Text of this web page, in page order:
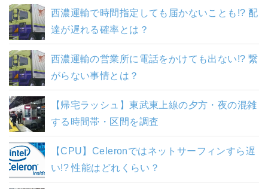
西濃運輸で時間指定しても届かないことも!? 配
達が遅れる確率とは？
西濃運輸の営業所に電話をかけても出ない!? 繋
がらない事情とは？
【帰宅ラッシュ】東武東上線の夕方・夜の混雑
する時間帯・区間を調査
【CPU】Celeronではネットサーフィンすら遅
い!? 性能はどれくらい？